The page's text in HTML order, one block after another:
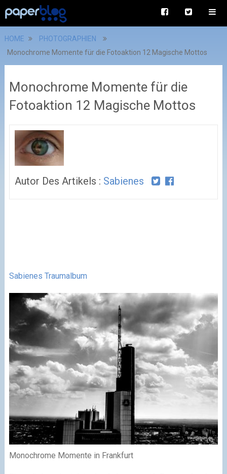
HOME
PHOTOGRAPHIEN
Monochrome Momente für die Fotoaktion 12 Magische Mottos
Monochrome Momente für die
Fotoaktion 12 Magische Mottos
Autor Des Artikels : Sabienes
Sabienes Traumalbum
Monochrome Momente in Frankfurt